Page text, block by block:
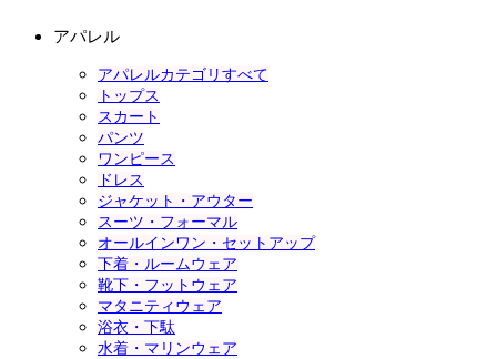
アパレル
アパレルカテゴリすべて
トップス
スカート
パンツ
ワンピース
ドレス
ジャケット・アウター
スーツ・フォーマル
オールインワン・セットアップ
下着・ルームウェア
靴下・フットウェア
マタニティウェア
浴衣・下駄
水着・マリンウェア